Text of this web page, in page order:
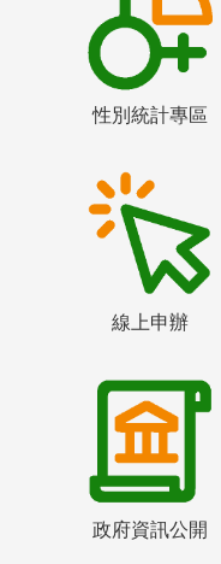
性別統計專區
線上申辦
政府資訊公開